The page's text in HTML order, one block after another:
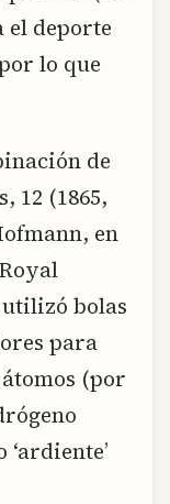
el deporte
lo que
de
12 (1865,
en
bolas
para
(por